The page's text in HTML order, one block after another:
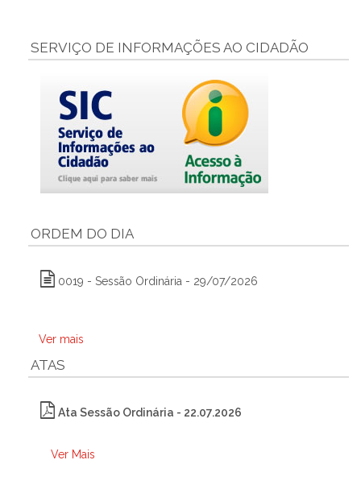
SERVIÇO DE INFORMAÇÕES AO CIDADÃO
ORDEM DO DIA
0019 - Sessão Ordinária - 29/07/2026
Ver mais
ATAS
Ata Sessão Ordinária - 22.07.2026
Ver Mais